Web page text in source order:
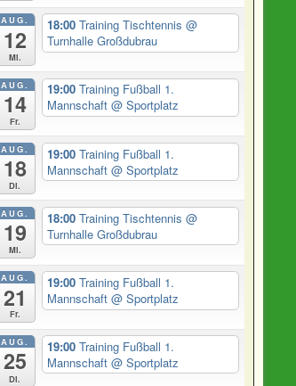
AUG.
12
Mi.
18:00Training Tischtennis@
Turnhalle Großdubrau
AUG.
14
Fr.
19:00Training Fußball 1.
Mannschaft@ Sportplatz
AUG.
18
Di.
19:00Training Fußball 1.
Mannschaft@ Sportplatz
AUG.
19
Mi.
18:00Training Tischtennis@
Turnhalle Großdubrau
AUG.
21
Fr.
19:00Training Fußball 1.
Mannschaft@ Sportplatz
AUG.
25
Di.
19:00Training Fußball 1.
Mannschaft@ Sportplatz